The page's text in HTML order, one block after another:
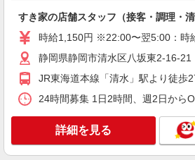
＋150円
静岡県静岡市清水区
キープ
アルバイト
すき家 52号清水興津店
すき家の店舗スタッ
ど）
すき家の店舗スタッフ（接客・調理・清
時給1,150円 ※22:00〜翌5:00：時
静岡県静岡市清水区八坂東2-16-21
JR東海道本線「清水」駅より徒歩
24時間募集 1日2時間、週2日から
詳細を見る